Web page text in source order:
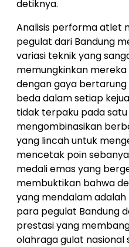
detiknya.
Analisis performa atlet
pegulat dari Bandung
variasi teknik yang
memungkinkan
dengan gaya
beda dalam setiap
tidak terpaku pada
mengombinasikan
yang lincah untuk
mencetak poin
medali emas yang
membuktikan bahwa
yang mendalam
para pegulat Bandung
prestasi yang
olahraga gulat nasional